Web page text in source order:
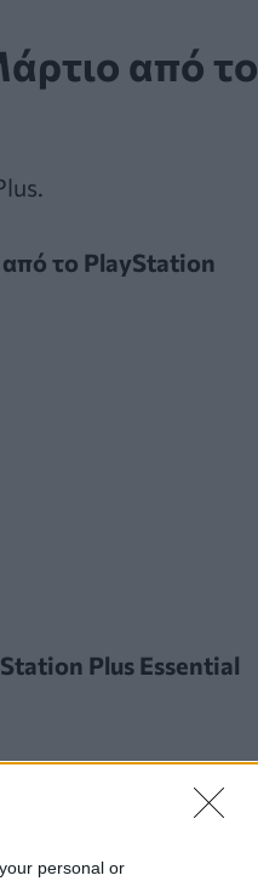
personal or
από το
από το PlayStation
Plus Essential